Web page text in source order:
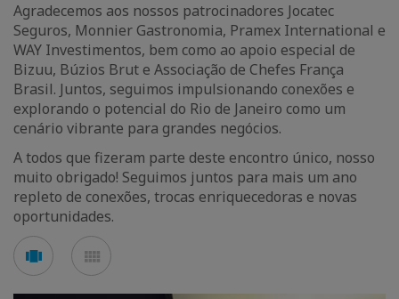
Agradecemos aos nossos patrocinadores Jocatec
Seguros, Monnier Gastronomia, Pramex International e
WAY Investimentos, bem como ao apoio especial de
Bizuu, Búzios Brut e Associação de Chefes França
Brasil. Juntos, seguimos impulsionando conexões e
explorando o potencial do Rio de Janeiro como um
cenário vibrante para grandes negócios.
A todos que fizeram parte deste encontro único, nosso
muito obrigado! Seguimos juntos para mais um ano
repleto de conexões, trocas enriquecedoras e novas
oportunidades.
See
carouselmosaic